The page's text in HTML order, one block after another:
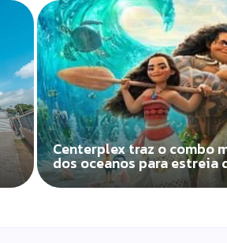
Centerplex traz o combo
dos oceanos para estreia